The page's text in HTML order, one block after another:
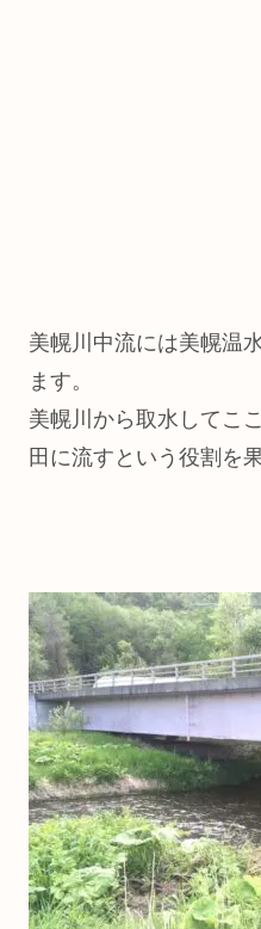
美幌川中流には美幌温
ます。
美幌川から取水してこ
田に流すという役割を